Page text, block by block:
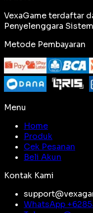
VexaGame terdaftar
Penyelenggara
Metode Pembayaran
Menu
Home
Produk
Cek Pesanan
Beli Akun
Kontak Kami
WhatsApp +